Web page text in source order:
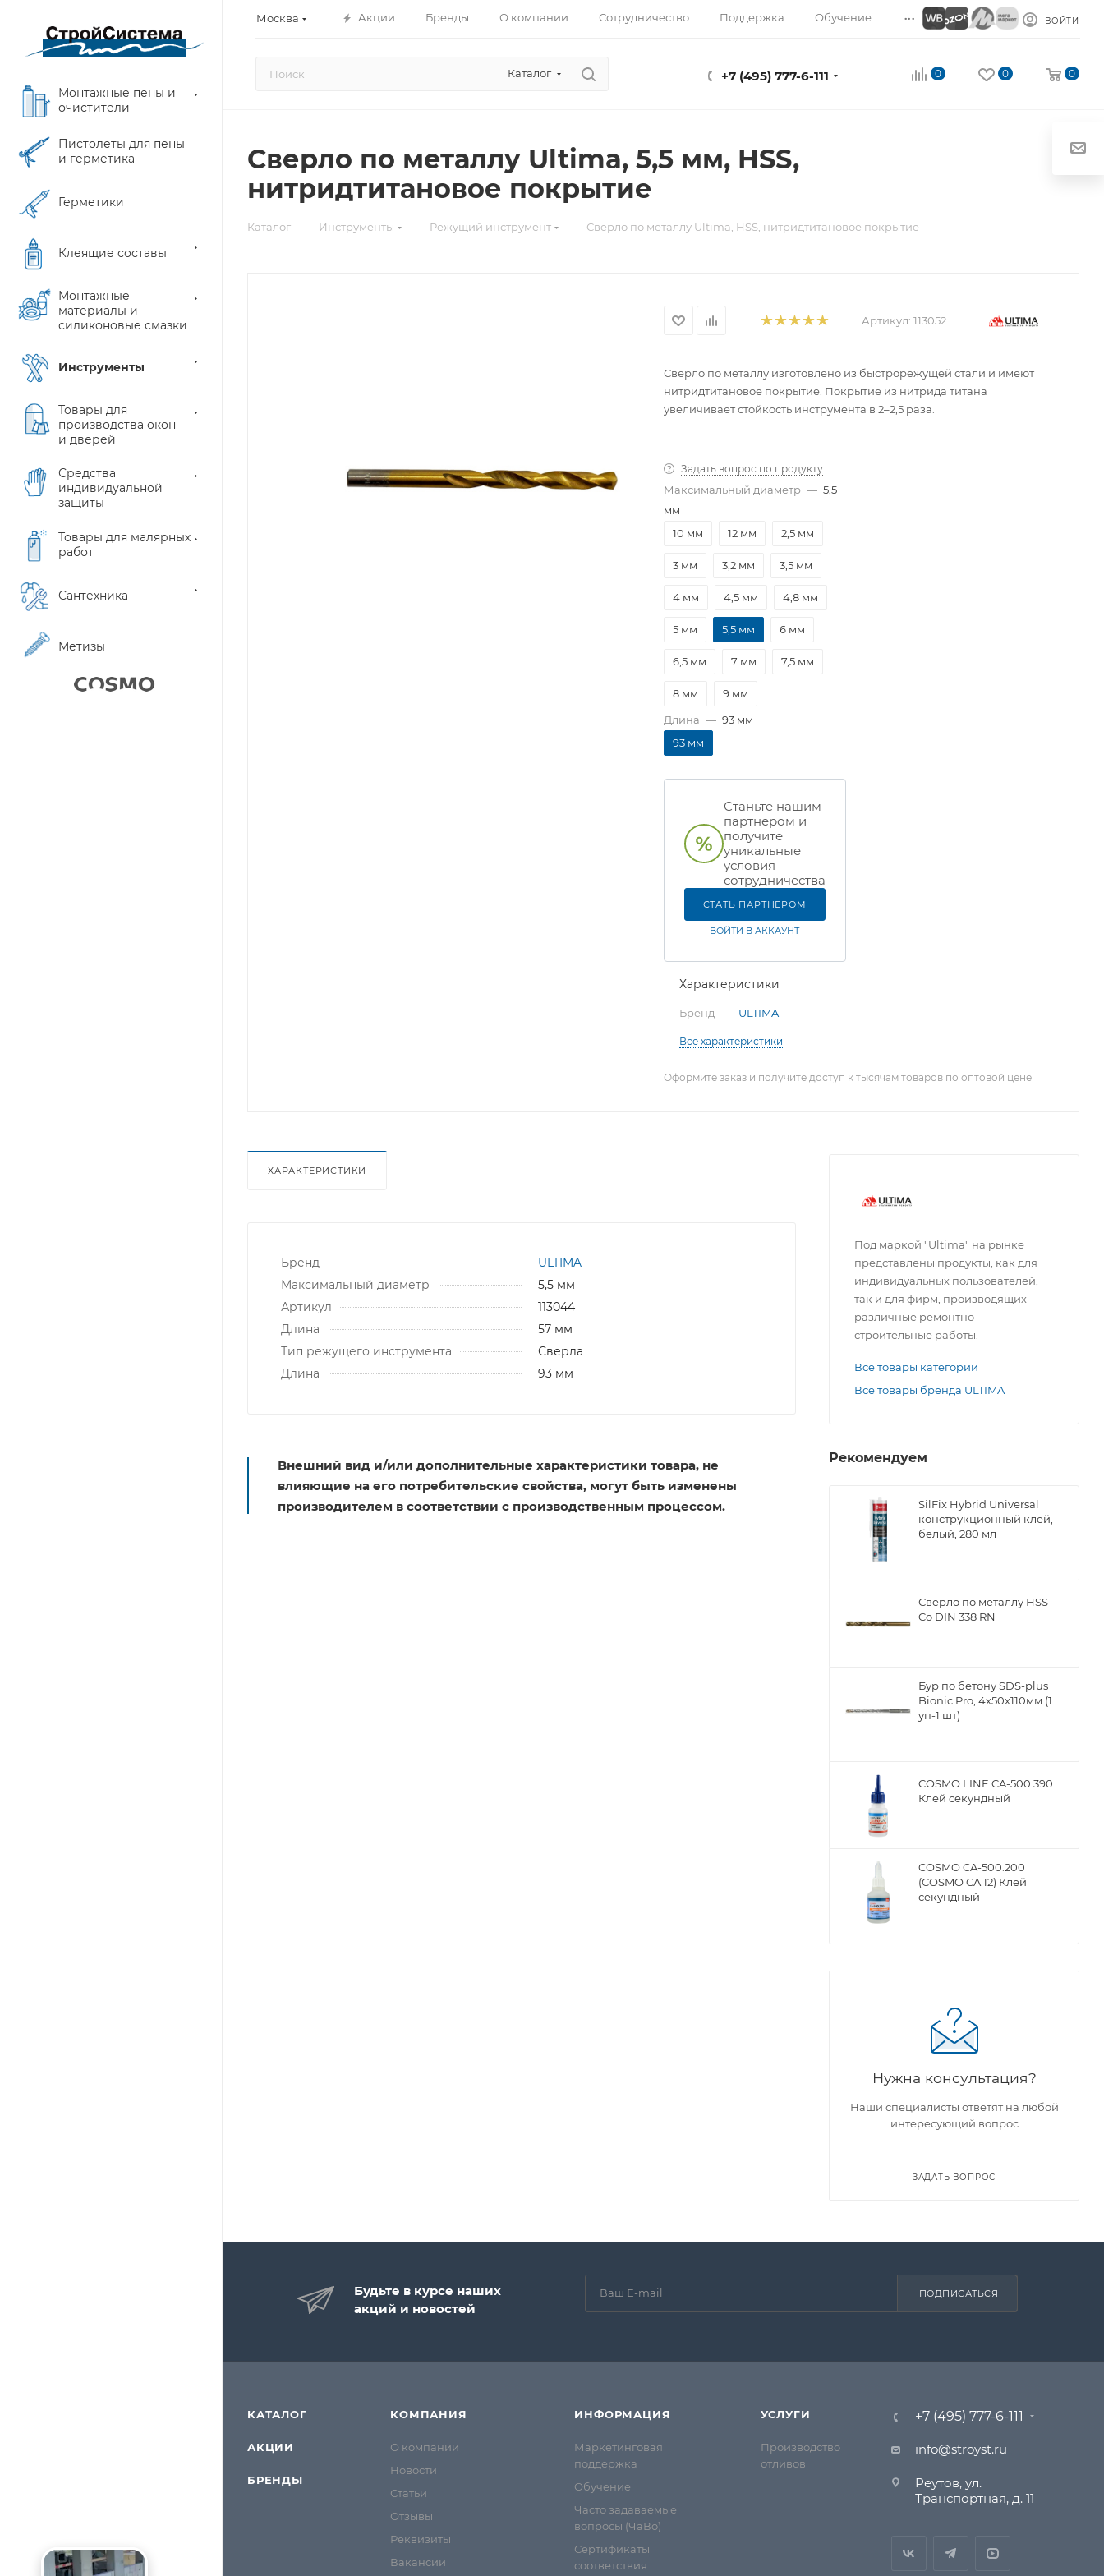
Москва Акции Бренды О компании Сотрудничество Поддержка Обучение ... ВОЙТИ
Каталог +7 (495) 777-6-111 0 0 0
Монтажные пены и
очистители
Пистолеты для пены
и герметика
Герметики
Клеящие составы
Монтажные
материалы и
силиконовые смазки
Инструменты
Товары для
производства окон
и дверей
Средства
индивидуальной
защиты
Товары для малярных
работ
Сантехника
Метизы
Сверло по металлу Ultima, 5,5 мм, HSS,
нитридтитановое покрытие
Каталог — Инструменты — Режущий инструмент — Сверло по металлу Ultima, HSS, нитридтитановое покрытие
Артикул: 113052
Сверло по металлу изготовлено из быстрорежущей стали и имеют
нитридтитановое покрытие. Покрытие из нитрида титана
увеличивает стойкость инструмента в 2–2,5 раза.
Задать вопрос по продукту
Максимальный диаметр — 5,5
мм
10 мм
12 мм 2,5 мм
3 мм 3,2 мм 3,5 мм
4 мм 4,5 мм 4,8 мм
5 мм 5,5 мм 6 мм
6,5 мм 7 мм 7,5 мм
8 мм
9 мм
Длина — 93 мм
93 мм
Станьте нашим
партнером и
получите
уникальные
условия
сотрудничества
СТАТЬ ПАРТНЕРОМ
ВОЙТИ В АККАУНТ
Характеристики
Бренд — ULTIMA
Все характеристики
Оформите заказ и получите доступ к тысячам товаров по оптовой цене
ХАРАКТЕРИСТИКИ
Бренд
ULTIMA
Максимальный диаметр
5,5 мм
Артикул
113044
Длина
57 мм
Тип режущего инструмента
Сверла
Длина
93 мм
Внешний вид и/или дополнительные характеристики товара, не
влияющие на его потребительские свойства, могут быть изменены
производителем в соответствии с производственным процессом.
Под маркой "Ultima" на рынке
представлены продукты, как для
индивидуальных пользователей,
так и для фирм, производящих
различные ремонтно-
строительные работы.
Все товары категории
Все товары бренда ULTIMA
Рекомендуем
SilFix Hybrid Universal
конструкционный клей,
белый, 280 мл
Сверло по металлу НSS-
Co DIN 338 RN
Бур по бетону SDS-plus
Bionic Pro, 4х50х110мм (1
уп-1 шт)
COSMO LINE CA-500.390
Клей секундный
COSMO CA-500.200
(COSMO CA 12) Клей
секундный
Нужна консультация?
Наши специалисты ответят на любой
интересующий вопрос
ЗАДАТЬ ВОПРОС
Будьте в курсе наших
акций и новостей
ПОДПИСАТЬСЯ
КАТАЛОГ
АКЦИИ
БРЕНДЫ
КОМПАНИЯ
О компании
Новости
Статьи
Отзывы
Реквизиты
Вакансии
ИНФОРМАЦИЯ
Маркетинговая
поддержка
Обучение
Часто задаваемые
вопросы (ЧаВо)
Сертификаты
соответствия
УСЛУГИ
Производство
отливов
+7 (495) 777-6-111
info@stroyst.ru
Реутов, ул.
Транспортная, д. 11